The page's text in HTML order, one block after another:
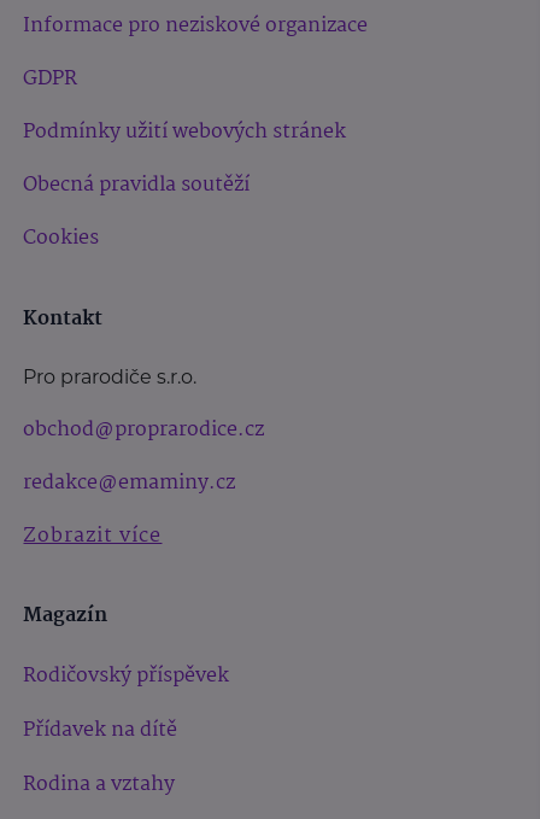
Informace pro neziskové organizace
GDPR
Podmínky užití webových stránek
Obecná pravidla soutěží
Cookies
Kontakt
Pro prarodiče s.r.o.
obchod@proprarodice.cz
redakce@emaminy.cz
Zobrazit více
Magazín
Rodičovský příspěvek
Přídavek na dítě
Rodina a vztahy